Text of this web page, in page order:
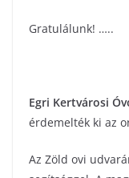
Gratulálunk! …..
Egri Kertvárosi
érdemelték ki az
Az Zöld ovi